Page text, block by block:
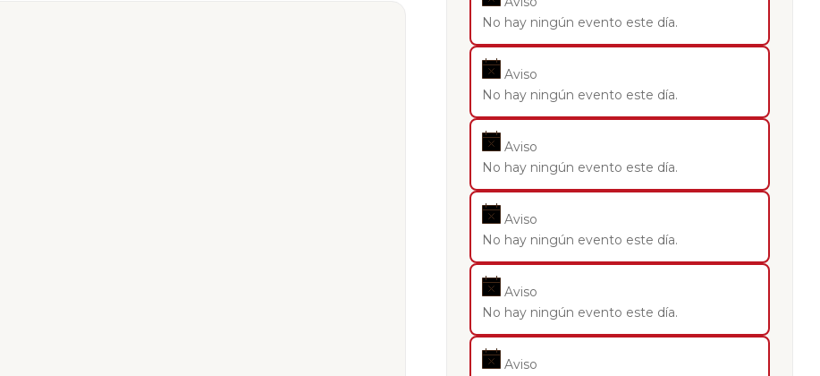
No hay ningún evento este día.
Aviso
No hay ningún evento este día.
Aviso
No hay ningún evento este día.
Aviso
No hay ningún evento este día.
Aviso
No hay ningún evento este día.
Aviso